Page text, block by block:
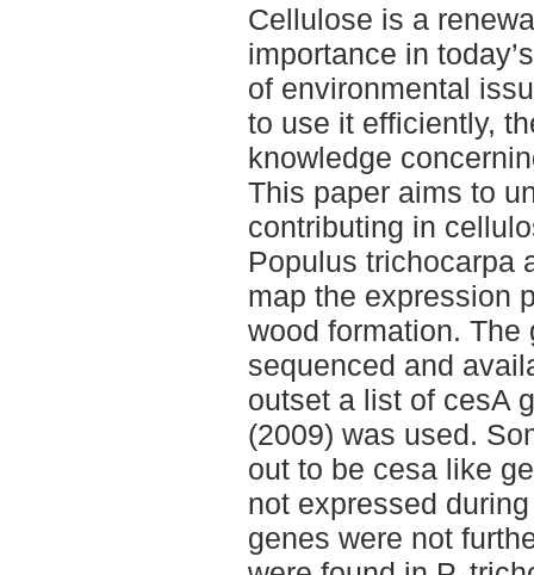
Cellulose is a
importance in
of environmental
to use it efficiently,
knowledge
This paper aims to
contributing in
Populus trichocarpa
map the expression
wood formation.
sequenced and
outset a list of cesA
(2009) was used.
out to be cesa like
not expressed
genes were not